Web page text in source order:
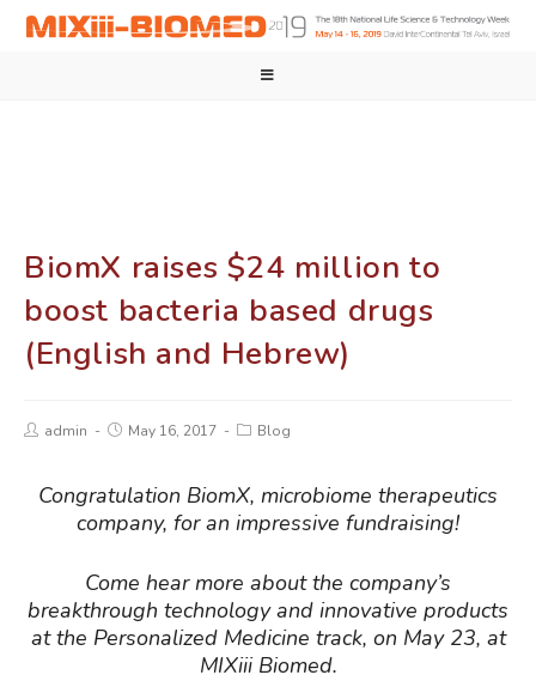
BiomX raises $24 million to
boost bacteria based drugs
(English and Hebrew)
admin May 16, 2017 Blog
Congratulation BiomX, microbiome therapeutics
company, for an impressive fundraising!
Come hear more about the company’s
breakthrough technology and innovative products
at the Personalized Medicine track, on May 23, at
MIXiii Biomed.